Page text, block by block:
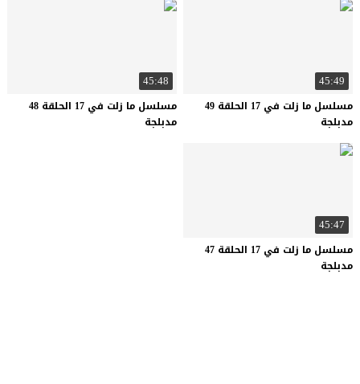
45:49
مسلسل ما زلت في 17 الحلقة 49
مدبلجة
45:48
مسلسل ما زلت في 17 الحلقة 48
مدبلجة
45:47
مسلسل ما زلت في 17 الحلقة 47
مدبلجة